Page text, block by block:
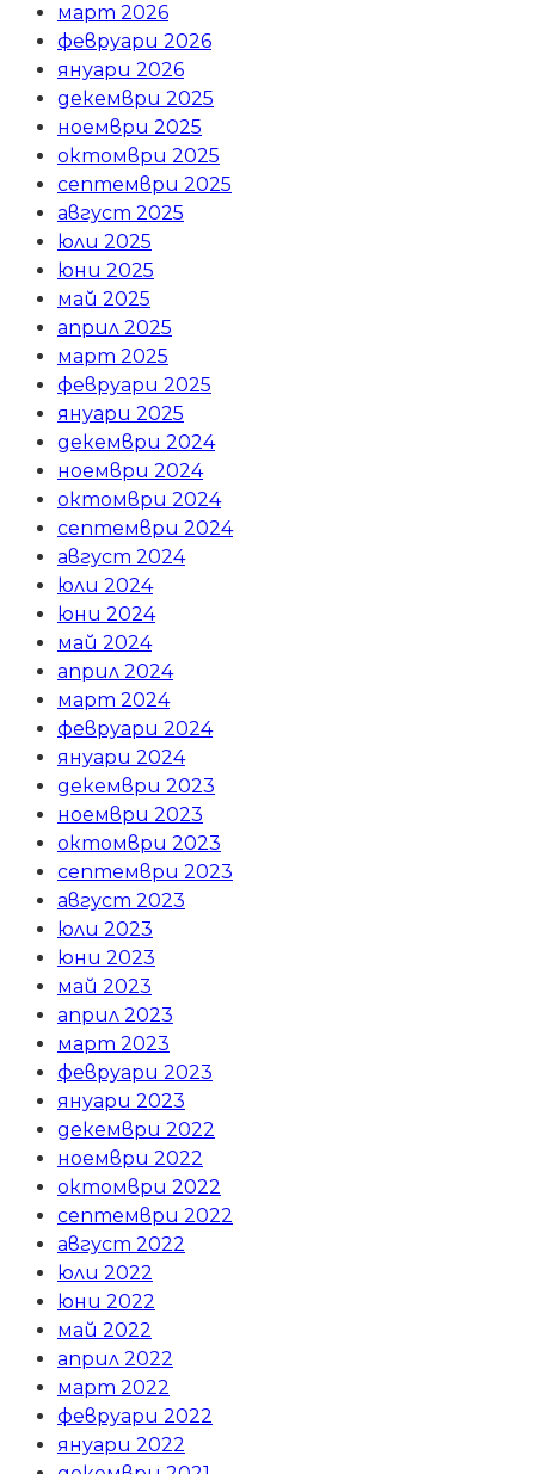
март 2026
февруари 2026
януари 2026
декември 2025
ноември 2025
октомври 2025
септември 2025
август 2025
юли 2025
юни 2025
май 2025
април 2025
март 2025
февруари 2025
януари 2025
декември 2024
ноември 2024
октомври 2024
септември 2024
август 2024
юли 2024
юни 2024
май 2024
април 2024
март 2024
февруари 2024
януари 2024
декември 2023
ноември 2023
октомври 2023
септември 2023
август 2023
юли 2023
юни 2023
май 2023
април 2023
март 2023
февруари 2023
януари 2023
декември 2022
ноември 2022
октомври 2022
септември 2022
август 2022
юли 2022
юни 2022
май 2022
април 2022
март 2022
февруари 2022
януари 2022